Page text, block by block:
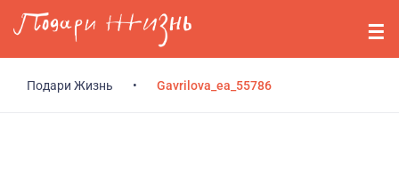
Перейти к основному содержанию
События
Подари Жизнь • Gavrilova_ea_55786